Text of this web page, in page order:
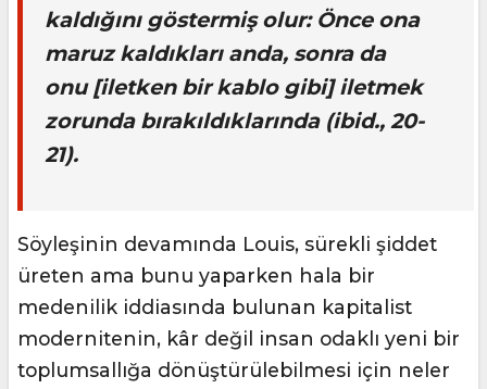
kaldığını göstermiş olur: Önce ona
maruz kaldıkları anda, sonra da
onu [iletken bir kablo gibi] iletmek
zorunda bırakıldıklarında (ibid., 20-
21).
Söyleşinin devamında Louis, sürekli şiddet
üreten ama bunu yaparken hala bir
medenilik iddiasında bulunan kapitalist
modernitenin, kâr değil insan odaklı yeni bir
toplumsallığa dönüştürülebilmesi için neler